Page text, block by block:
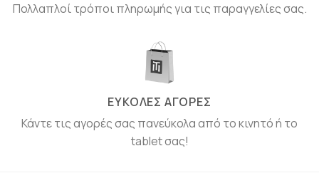
Πολλαπλοί τρόποι πληρωμής για τις παραγγελίες σας.
ΕΥΚΟΛΕΣ ΑΓΟΡΕΣ
Κάντε τις αγορές σας πανεύκολα από το κινητό ή το
tablet σας!